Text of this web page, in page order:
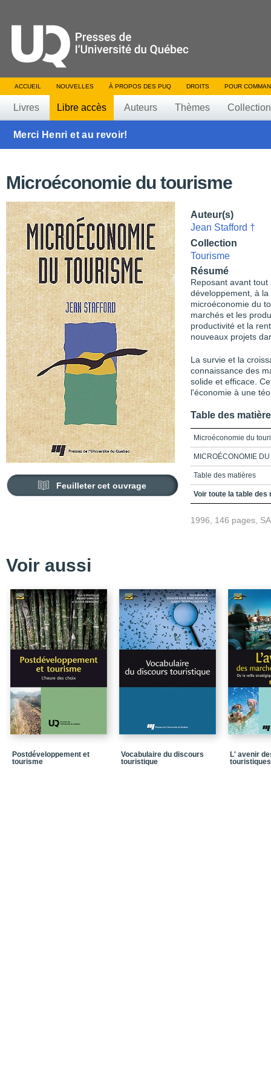
ACCUEIL NOUVELLES À PROPOS DES PUQ DROITS POUR
Livres Libre accès Auteurs Thèmes
Merci Henri et au revoir!
Microéconomie du tourisme
Feuilleter cet ouvrage
Auteur(s)
Jean Stafford †
Collection
Tourisme
Résumé
Reposant avant
développement, à
microéconomie du
marchés et les
productivité et la
nouveaux projets
La survie et la
connaissance des
solide et efficace.
l'économie à une
Table des
Microéconomie du
MICROÉCONOMIE
Table des matières
Liste des tableaux
Chapitre 3_Les
Chapitre
Chapitre 5_La
Chapitre 6_Les
En guise de
développement
Bibliographie
Voir toute la table des
1996, 146 pages,
Voir aussi
Postdéveloppement et
tourisme
Vocabulaire du discours
touristique
L' avenir